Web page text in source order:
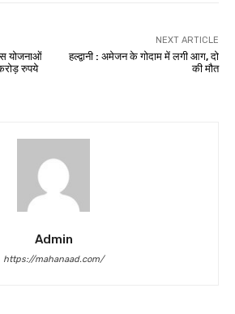
योजनाओं
रुपये
NEXT ARTICLE
हल्द्वानी : अमेजन के गोदाम में लगी आग, दो
की मौत
Admin
https://mahanaad.com/